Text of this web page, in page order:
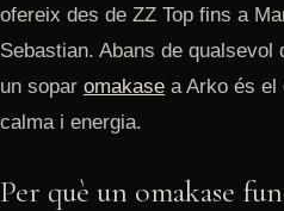
ofereix des de ZZ Top fins a
Sebastian. Abans de qualsevol
un sopar omakase a Arko és el
calma i energia.
Per què un omakase